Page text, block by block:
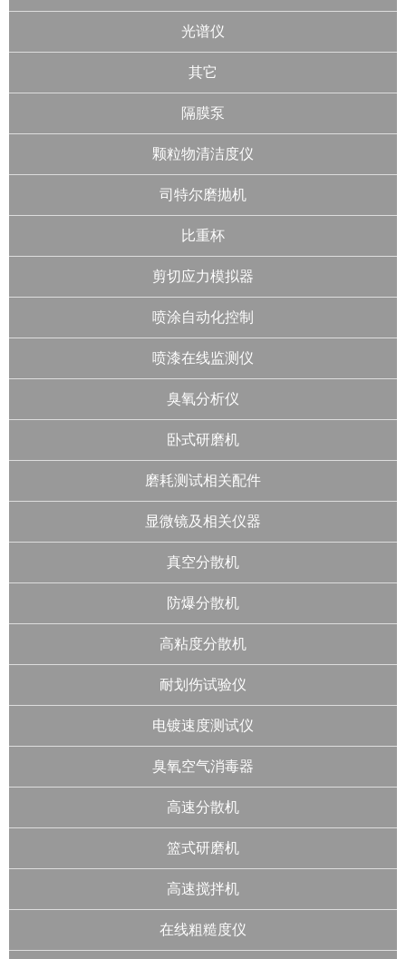
光谱仪
其它
隔膜泵
颗粒物清洁度仪
司特尔磨抛机
比重杯
剪切应力模拟器
喷涂自动化控制
喷漆在线监测仪
臭氧分析仪
卧式研磨机
磨耗测试相关配件
显微镜及相关仪器
真空分散机
防爆分散机
高粘度分散机
耐划伤试验仪
电镀速度测试仪
臭氧空气消毒器
高速分散机
篮式研磨机
高速搅拌机
在线粗糙度仪